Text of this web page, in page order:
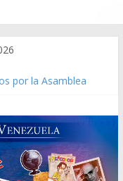
por la Asamblea
año CXXXIII Mes V,
Bor